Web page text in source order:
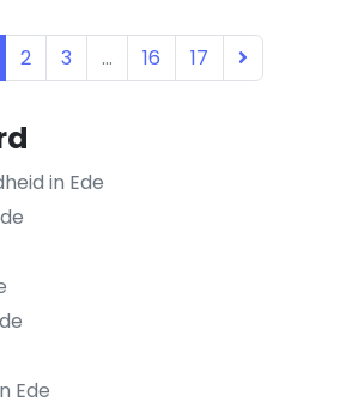
in Ede
Ede
2 3 ... 16 17